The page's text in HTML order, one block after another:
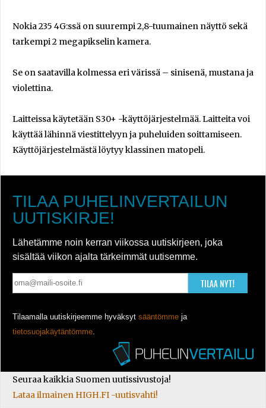
Nokia 235 4G:ssä on suurempi 2,8-tuumainen näyttö sekä
tarkempi 2 megapikselin kamera.
Se on saatavilla kolmessa eri värissä – sinisenä, mustana ja
violettina.
Laitteissa käytetään S30+ -käyttöjärjestelmää. Laitteita voi
käyttää lähinnä viestittelyyn ja puheluiden soittamiseen.
Käyttöjärjestelmästä löytyy klassinen matopeli.
TILAA PUHELINVERTAILUN
UUTISKIRJE!
Lähetämme noin kerran viikossa uutiskirjeen, joka
sisältää viikon ajalta tärkeimmät uutisemme.
TILAA NYT!
Tilaamalla uutiskirjeemme hyväksyt sääntömme ja
tietosuojakäytäntömme
Seuraa kaikkia Suomen uutissivustoja!
Lataa ilmainen HIGH.FI -uutisvahti!